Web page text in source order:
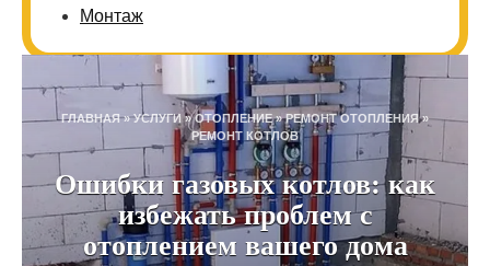
Монтаж
ГЛАВНАЯ»УСЛУГИ»ОТОПЛЕНИЕ»РЕМОНТ ОТОПЛЕНИЯ»
РЕМОНТ КОТЛОВ
Ошибки газовых котлов: как
избежать проблем с
отоплением вашего дома